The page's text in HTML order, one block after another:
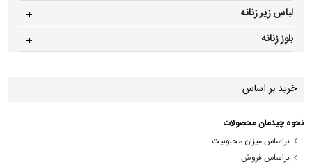
لباس زیر زنانه
بلوز زنانه
خرید بر اساس
نحوه چیدمان محصولات
براساس میزان محبوبیت
براساس فروش